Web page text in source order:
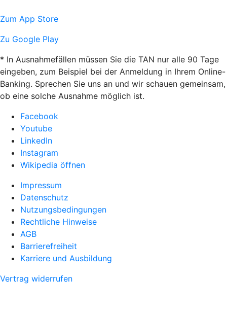
Zum App Store
Zu Google Play
* In Ausnahmefällen müssen Sie die TAN nur alle 90 Tage
eingeben, zum Beispiel bei der Anmeldung in Ihrem Online-
Banking. Sprechen Sie uns an und wir schauen gemeinsam,
ob eine solche Ausnahme möglich ist.
Facebook
Youtube
LinkedIn
Instagram
Wikipedia öffnen
Impressum
Datenschutz
Nutzungsbedingungen
Rechtliche Hinweise
AGB
Barrierefreiheit
Karriere und Ausbildung
Vertrag widerrufen